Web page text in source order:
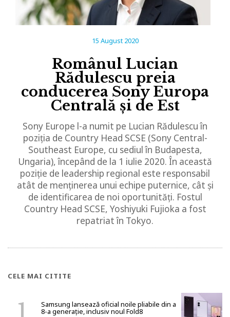
15 August 2020
Românul Lucian
Rădulescu preia
conducerea Sony Europa
Centrală și de Est
Sony Europe l-a numit pe Lucian Rădulescu în
poziția de Country Head SCSE (Sony Central-
Southeast Europe, cu sediul în Budapesta,
Ungaria), începând de la 1 iulie 2020. În această
poziție de leadership regional este responsabil
atât de menținerea unui echipe puternice, cât și
de identificarea de noi oportunități. Fostul
Country Head SCSE, Yoshiyuki Fujioka a fost
repatriat în Tokyo.
CELE MAI CITITE
Samsung lansează oficial noile pliabile din a
8-a generație, inclusiv noul Fold8